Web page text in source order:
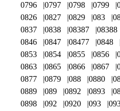
0796
0797 0798 0799
0826
0827 0829 083
0837
0838 08387 08388
0846
0847 08477 0848
0853
0854 0855 0856
0863
0865 0866 0867
0877
0879 088 0880
0889
089 0892 0893
0898
092 0920 093